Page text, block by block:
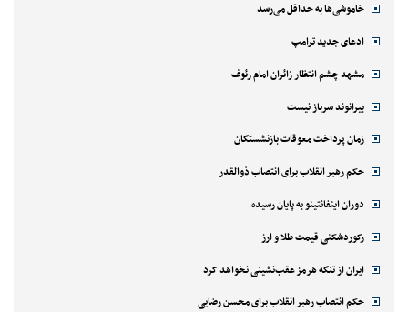
خاموشی‌ها به حداقل می‌رسد
ادعای جدید ترامپ
مشهد چشم انتظار زائران امام رئوف
بیرانوند سرباز نیست
زمان پرداخت معوقات بازنشستگان
حکم رهبر انقلاب برای انتصاب ذوالقدر
دوران اینفانتینو به پایان رسیده
رکوردشکنی قیمت طلا و ارز
ایران از تنگه هرمز عقب‌نشینی نخواهد کرد
حکم انتصاب رهبر انقلاب برای محسن رضایی